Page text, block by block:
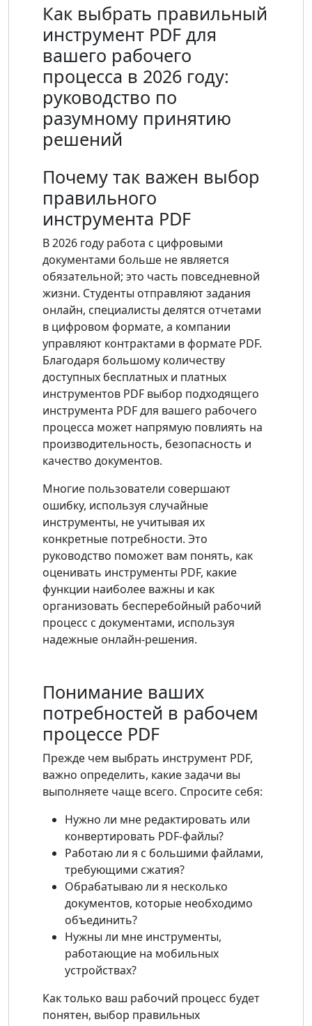
Как выбрать правильный
инструмент PDF для
вашего рабочего
процесса в 2026 году:
руководство по
разумному принятию
решений
Почему так важен выбор
правильного
инструмента PDF
В 2026 году работа с цифровыми
документами больше не является
обязательной; это часть повседневной
жизни. Студенты отправляют задания
онлайн, специалисты делятся отчетами
в цифровом формате, а компании
управляют контрактами в формате PDF.
Благодаря большому количеству
доступных бесплатных и платных
инструментов PDF выбор подходящего
инструмента PDF для вашего рабочего
процесса может напрямую повлиять на
производительность, безопасность и
качество документов.
Многие пользователи совершают
ошибку, используя случайные
инструменты, не учитывая их
конкретные потребности. Это
руководство поможет вам понять, как
оценивать инструменты PDF, какие
функции наиболее важны и как
организовать бесперебойный рабочий
процесс с документами, используя
надежные онлайн-решения.
Понимание ваших
потребностей в рабочем
процессе PDF
Прежде чем выбрать инструмент PDF,
важно определить, какие задачи вы
выполняете чаще всего. Спросите себя:
Нужно ли мне редактировать или
конвертировать PDF-файлы?
Работаю ли я с большими файлами,
требующими сжатия?
Обрабатываю ли я несколько
документов, которые необходимо
объединить?
Нужны ли мне инструменты,
работающие на мобильных
устройствах?
Как только ваш рабочий процесс будет
понятен, выбор правильных